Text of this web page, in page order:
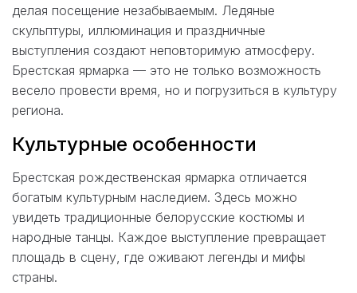
делая посещение незабываемым. Ледяные
скульптуры, иллюминация и праздничные
выступления создают неповторимую атмосферу.
Брестская ярмарка — это не только возможность
весело провести время, но и погрузиться в культуру
региона.
Культурные особенности
Брестская рождественская ярмарка отличается
богатым культурным наследием. Здесь можно
увидеть традиционные белорусские костюмы и
народные танцы. Каждое выступление превращает
площадь в сцену, где оживают легенды и мифы
страны.